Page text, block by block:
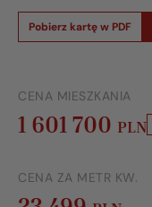
Pobierz kartę w PDF
CENA MIESZKANIA
1 601 700 PLN
CENA ZA METR KW.